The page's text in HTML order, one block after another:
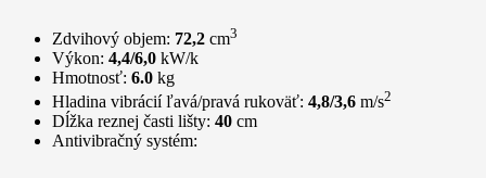
Zdvihový objem: 72,2 cm3
Výkon: 4,4/6,0 kW/k
Hmotnosť: 6.0 kg
Hladina vibrácií ľavá/pravá rukoväť: 4,8/3,6 m/s2
Dĺžka reznej časti lišty: 40 cm
Antivibračný systém: